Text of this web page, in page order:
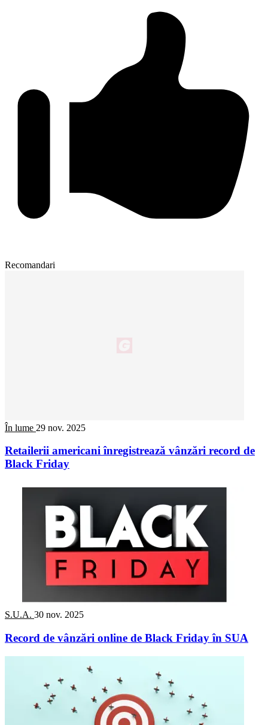
Recomandari
În lume 29 nov. 2025
Retailerii americani înregistrează vânzări record de
Black Friday
S.U.A. 30 nov. 2025
Record de vânzări online de Black Friday în SUA